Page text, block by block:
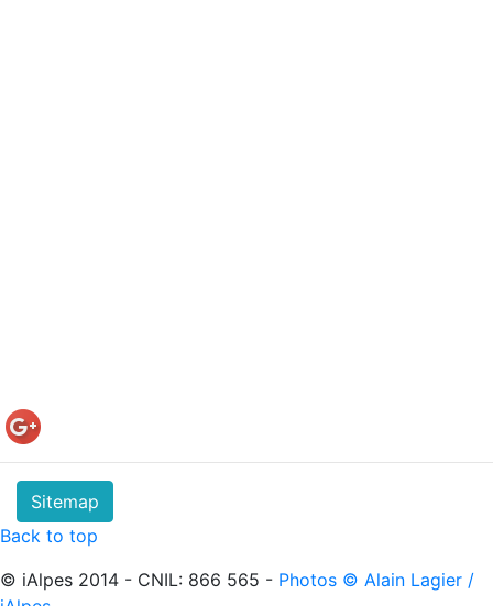
Sitemap
Back to top
© iAlpes 2014 - CNIL: 866 565 - Photos © Alain Lagier /